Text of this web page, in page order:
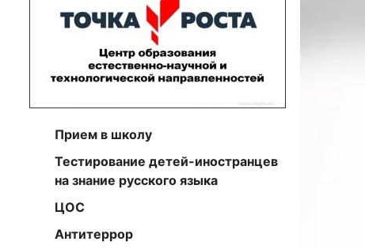
Прием в школу
Тестирование детей-иностранцев
на знание русского языка
ЦОС
Антитеррор